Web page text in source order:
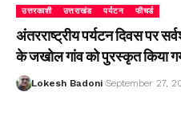
उत्तरकाशी उत्तराखंड पर्यटन फीचर्ड
अंतरराष्ट्रीय पर्यटन दिवस पर
के जखोल गांव को पुरस्कृत किया
Lokesh Badoni September 27,